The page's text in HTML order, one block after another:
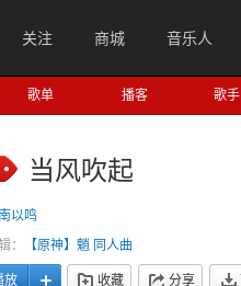
关注 商城 音乐人
歌单 播客 歌手